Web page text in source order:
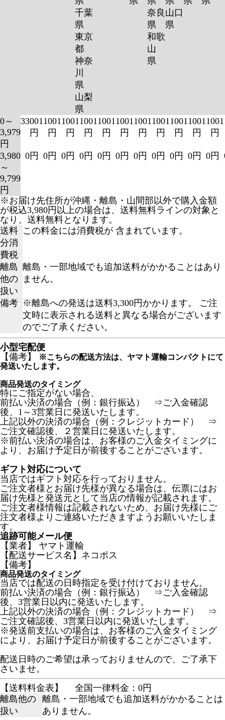
千葉
県
東京
都
神奈
川
県
山梨
県
奈良
県
和歌
山
県
山口
県
0～
3,979
円
3300
円
1100
円
1100
円
1100
円
1100
円
1100
円
1100
円
1100
円
1100
円
1100
円
1100
円
3,980
～
9,799
円
0円 0円 0円 0円 0円 0円 0円 0円 0円 0円 0円
※お届け先住所が沖縄・離島・山間部以外で購入金額
が税込3,980円以上の場合は、送料無料ラインの対象と
なり、送料無料となります。
送料
分消
費税
この料金には消費税が 含まれています。
離島
他の
扱い
離島・一部地域でも追加送料がかかることはあり
ません。
備考 ※離島への発送は送料3,300円かかります。 ご注
文時に表示される送料と異なる場合がございます
のでご了承ください。
小型宅配便
【備考】
※こちらの配送方法は、ヤマト運輸コンパクトにて
発送いたします。
商品発送のタイミング
特にご指定がない場合、
前払い決済の場合（例：銀行振込） ⇒ご入金確認
後、1～3営業日に発送いたします。
上記以外の決済の場合（例：クレジットカード） ⇒
ご注文確認後、２営業日に発送いたします。
※前払い決済の場合は、お客様のご入金タイミングに
より、お届け予定日が前後することがございます。
ギフト対応について
当店ではギフト対応を行っておりません。
ご注文者様とお届け先様が異なる場合は、伝票にはお
届け先様と発送元として当店の情報が記載されます。
ご注文者様情報は記載されないため、お届け先様にご
注文者様よりご連絡いただきますようお願いいたしま
す。
追跡可能メール便
【業者】 ヤマト運輸
【配送サービス名】ネコポス
【備考】
商品発送のタイミング
当店では配送の日時指定を受け付けておりません。
前払い決済の場合（例：銀行振込） ⇒ご入金確認
後、3営業日以内に発送いたします。
上記以外の決済の場合（例：クレジットカード） ⇒
ご注文確認後、3営業日以内に発送いたします。
※発送前支払いの場合は、お客様のご入金タイミング
により、お届け予定日が前後することがございます。
配送日時のご希望は承っておりませんので、ご了承下
さいませ。
【送料料金表】
全国一律料金：0円
離島他の
扱い
離島・一部地域でも追加送料がかかることは
ありません。